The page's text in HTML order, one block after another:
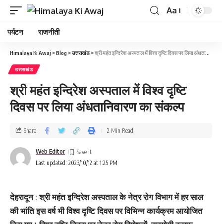
Aa
पर्यटन राजनीती
Himalaya Ki Awaj >Blog >उत्तराखंड>श्री महंत इन्दिरेश अस्पताल में विश्व दृष्टि दिवस पर लिया अंधतानिवारण का संकल्प
उत्तराखंड
श्री महंत इन्दिरेश अस्पताल में विश्व दृष्टि
दिवस पर लिया अंधतानिवारण का संकल्प
Last updated: 2023/10/12 at 1:25 PM
Web Editor
Share 2 Min Read
देहरादून : श्री महंत इन्दिरेश अस्पताल के नेत्र रोग विभाग में हर साल
की भांति इस वर्ष भी विश्व दृष्टि दिवस पर विभिन्न कार्यक्रम आयोजित